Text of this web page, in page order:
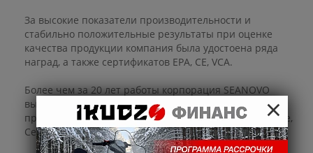
За высокие показатели производительности и
стабильно положительные результаты при оценке
качества продукции компания была удостоена ряда
наград, а также сертификатов EPA, CE, VCA.
Более чем за 20 лет работы корпорация SEANOVO
вышла на мировой рынок и сегодня имеет
представительства в Австралии, Азии, Африке, Европе,
Северной и Южной Америке.
×